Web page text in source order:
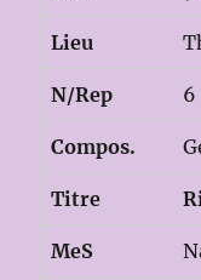
Lieu
N/Rep 6
Compos.
Titre
MeS